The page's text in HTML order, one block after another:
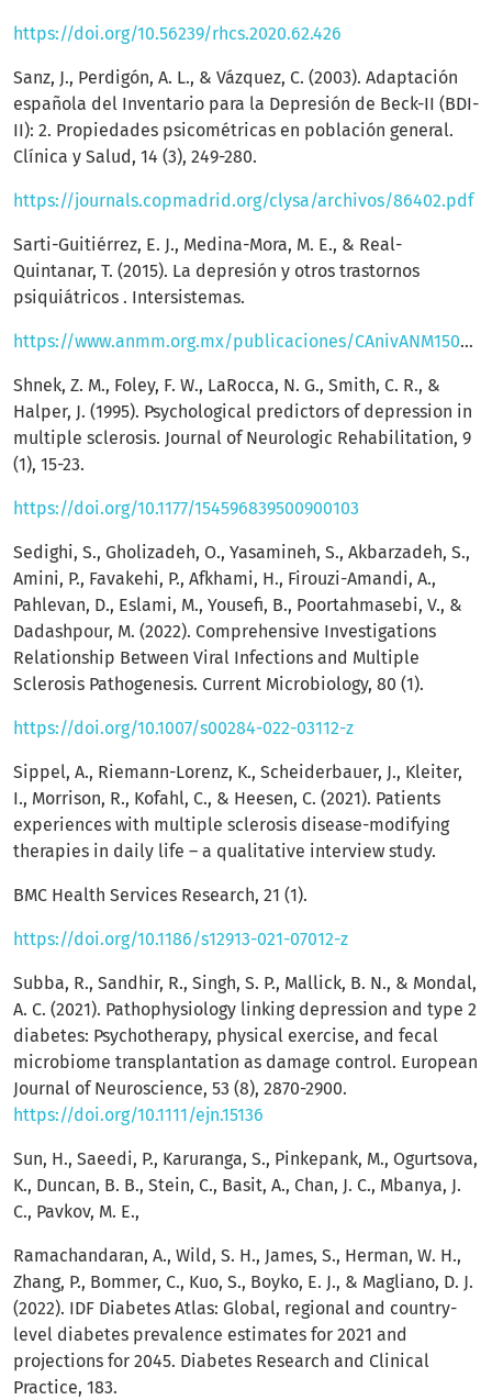
https://doi.org/10.56239/rhcs.2020.62.426
Sanz, J., Perdigón, A. L., & Vázquez, C. (2003). Adaptación
española del Inventario para la Depresión de Beck-II (BDI-
II): 2. Propiedades psicométricas en población general.
Clínica y Salud, 14 (3), 249-280.
https://journals.copmadrid.org/clysa/archivos/86402.pdf
Sarti-Guitiérrez, E. J., Medina-Mora, M. E., & Real-
Quintanar, T. (2015). La depresión y otros trastornos
psiquiátricos . Intersistemas.
https://www.anmm.org.mx/publicaciones/CAnivANM150/L27_ANM_DEPRESION.pdf
Shnek, Z. M., Foley, F. W., LaRocca, N. G., Smith, C. R., &
Halper, J. (1995). Psychological predictors of depression in
multiple sclerosis. Journal of Neurologic Rehabilitation, 9
(1), 15-23.
https://doi.org/10.1177/154596839500900103
Sedighi, S., Gholizadeh, O., Yasamineh, S., Akbarzadeh, S.,
Amini, P., Favakehi, P., Afkhami, H., Firouzi-Amandi, A.,
Pahlevan, D., Eslami, M., Yousefi, B., Poortahmasebi, V., &
Dadashpour, M. (2022). Comprehensive Investigations
Relationship Between Viral Infections and Multiple
Sclerosis Pathogenesis. Current Microbiology, 80 (1).
https://doi.org/10.1007/s00284-022-03112-z
Sippel, A., Riemann-Lorenz, K., Scheiderbauer, J., Kleiter,
I., Morrison, R., Kofahl, C., & Heesen, C. (2021). Patients
experiences with multiple sclerosis disease-modifying
therapies in daily life – a qualitative interview study.
BMC Health Services Research, 21 (1).
https://doi.org/10.1186/s12913-021-07012-z
Subba, R., Sandhir, R., Singh, S. P., Mallick, B. N., & Mondal,
A. C. (2021). Pathophysiology linking depression and type 2
diabetes: Psychotherapy, physical exercise, and fecal
microbiome transplantation as damage control. European
Journal of Neuroscience, 53 (8), 2870-2900.
https://doi.org/10.1111/ejn.15136
Sun, H., Saeedi, P., Karuranga, S., Pinkepank, M., Ogurtsova,
K., Duncan, B. B., Stein, C., Basit, A., Chan, J. C., Mbanya, J.
C., Pavkov, M. E.,
Ramachandaran, A., Wild, S. H., James, S., Herman, W. H.,
Zhang, P., Bommer, C., Kuo, S., Boyko, E. J., & Magliano, D. J.
(2022). IDF Diabetes Atlas: Global, regional and country-
level diabetes prevalence estimates for 2021 and
projections for 2045. Diabetes Research and Clinical
Practice, 183.